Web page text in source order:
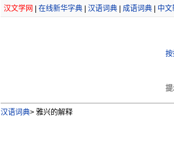
汉文学网 在线新华字典| 汉语词典| 成语词典| 中文
按
提
汉语词典>雅兴的解释